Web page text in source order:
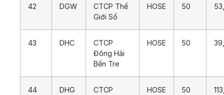
42 DGW
CTCP Thế
Giới Số
HOSE 50
43 DHC
CTCP
Đông Hải
Bến Tre
HOSE 50
44 DHG
CTCP
HOSE 50